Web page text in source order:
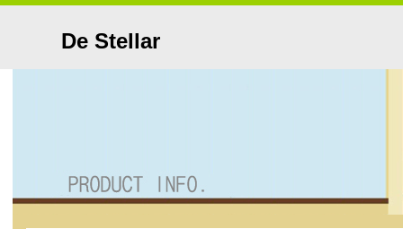
De Stellar